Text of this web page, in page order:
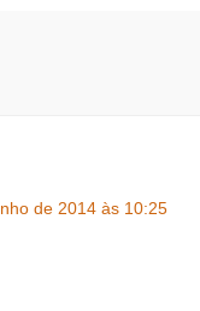
de 2014 às 10:25